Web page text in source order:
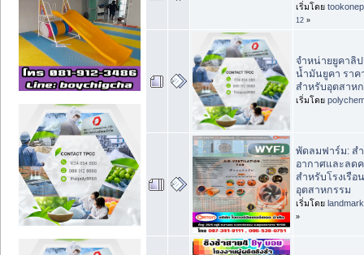
เริ่มโดย
12 »
จำหน่ายยูคาลิ
น้ำมันยูคา ราค
สำหรับอุตสาห
เริ่มโดย
พัดลมฟาร์ม: ส
อากาศและลด
สำหรับโรงเรือ
อุตสาหกรรม
เริ่มโดย
»